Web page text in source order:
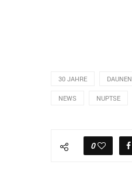
30 JAHRE DAUNEN
NEWS NUPTSE
0